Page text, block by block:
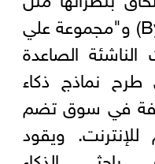
"بايت دانس" (ByteDance) و"مجموعة علي
الناشئة الصاعدة
نماذج ذكاء
في سوق تضم
ويقود